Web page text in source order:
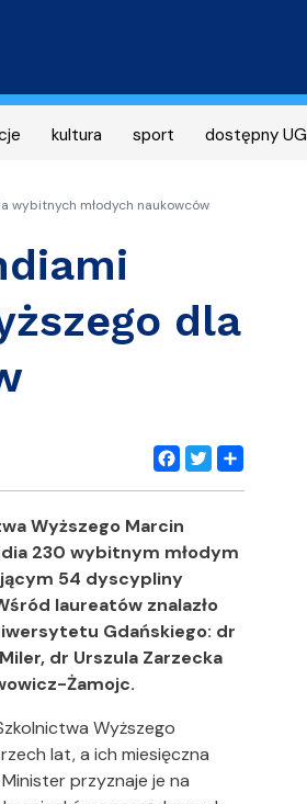
kultura sport dostępny UG
wybitnych młodych naukowców
dla
Facebook
Twitter
Share
Wyższego Marcin
230 wybitnym młodym
54 dyscypliny
laureatów znalazło
Gdańskiego: dr
dr Urszula Zarzecka
Żamojc.
Wyższego
lat, a ich miesięczna
przyznaje je na